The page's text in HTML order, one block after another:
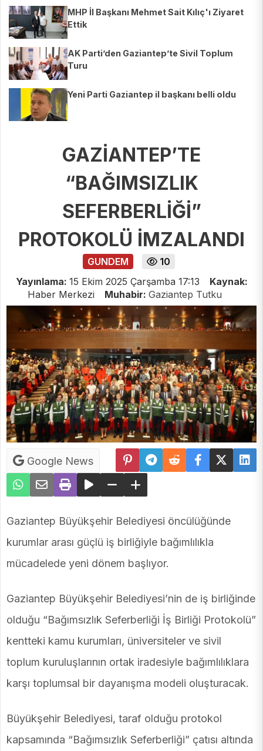
MHP İl Başkanı Mehmet Sait Kılıç'ı Ziyaret
Ettik
AK Parti’den Gaziantep’te Sivil Toplum
Turu
Yeni Parti Gaziantep il başkanı belli oldu
GAZİANTEP’TE
“BAĞIMSIZLIK
SEFERBERLİĞİ”
PROTOKOLÜ İMZALANDI
GUNDEM
10
Yayınlama: 15 Ekim 2025 Çarşamba 17:13
Kaynak:
Haber Merkezi
Muhabir: Gaziantep Tutku
Google News
Gaziantep Büyükşehir Belediyesi öncülüğünde
kurumlar arası güçlü iş birliğiyle bağımlılıkla
mücadelede yeni dönem başlıyor.
Gaziantep Büyükşehir Belediyesi’nin de iş birliğinde
olduğu “Bağımsızlık Seferberliği İş Birliği Protokolü”
kentteki kamu kurumları, üniversiteler ve sivil
toplum kuruluşlarının ortak iradesiyle bağımlılıklara
karşı toplumsal bir dayanışma modeli oluşturacak.
Büyükşehir Belediyesi, taraf olduğu protokol
kapsamında “Bağımsızlık Seferberliği” çatısı altında